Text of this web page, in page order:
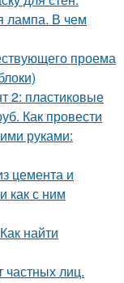
лампа. В чем
проема
2: пластиковые
Как провести
руками:
цемента и
как с ним
найти
частных лиц.